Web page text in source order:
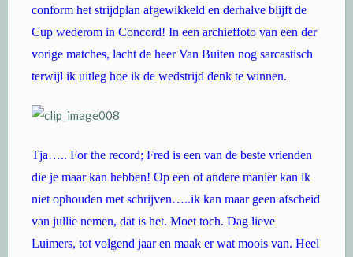
conform het strijdplan afgewikkeld en derhalve blijft de
Cup wederom in Concord! In een archieffoto van een der
vorige matches, lacht de heer Van Buiten nog sarcastisch
terwijl ik uitleg hoe ik de wedstrijd denk te winnen.
Tja….. For the record; Fred is een van de beste vrienden
die je maar kan hebben! Op een of andere manier kan ik
niet ophouden met schrijven…..ik kan maar geen afscheid
van jullie nemen, dat is het. Moet toch. Dag lieve
Luimers, tot volgend jaar en maak er wat moois van. Heel